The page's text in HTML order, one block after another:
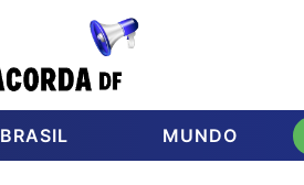
BRASIL MUNDO